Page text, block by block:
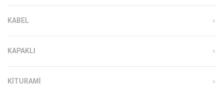
KABEL
KAPAKLI
KITURAMI